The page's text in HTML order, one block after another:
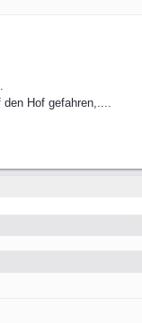
Hof gefahren,....